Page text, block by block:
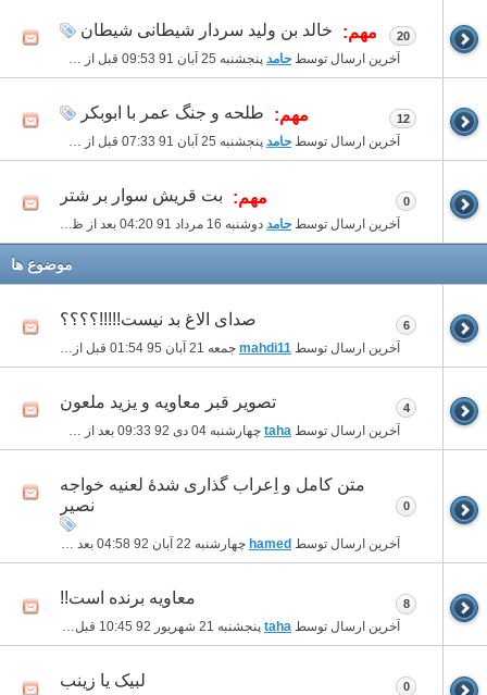
مهم: خالد بن ولید سردار شیطانی شیطان
آخرین ارسال توسط حامد پنجشنبه 25 آبان 91 09:53 قبل از ظهر
20
مهم: طلحه و جنگ عمر با ابوبکر
آخرین ارسال توسط حامد پنجشنبه 25 آبان 91 07:33 قبل از ظهر
12
مهم: بت قریش سوار بر شتر
آخرین ارسال توسط حامد دوشنبه 16 مرداد 91 04:20 بعد از ظهر
0
موضوع ها
صدای الاغ بد نیست!!!!!؟؟؟؟
آخرین ارسال توسط mahdi11 جمعه 21 آبان 95 01:54 قبل از ظهر
6
تصویر قبر معاویه و یزید ملعون
آخرین ارسال توسط taha چهارشنبه 04 دی 92 09:33 بعد از ظهر
4
متن کامل و اِعراب گذاری شدۀ لعنیه خواجه
نصیر
آخرین ارسال توسط hamed چهارشنبه 22 آبان 92 04:58 بعد از ظهر
0
معاویه برنده است!!
آخرین ارسال توسط taha پنجشنبه 21 شهریور 92 10:45 قبل از ظهر
8
لبیک یا زینب 0